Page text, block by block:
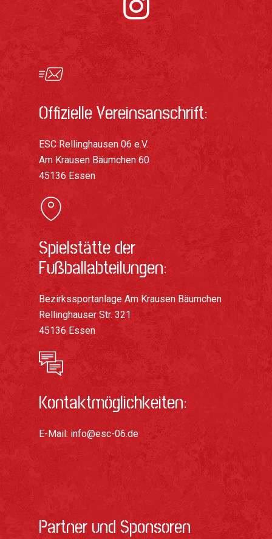
Offizielle Vereinsanschrift:
ESC Rellinghausen 06 e.V.
Am Krausen Bäumchen 60
45136 Essen
Spielstätte der
Fußballabteilungen:
Bezirkssportanlage Am Krausen Bäumchen
Rellinghauser Str. 321
45136 Essen
Kontaktmöglichkeiten:
E-Mail: info@esc-06.de
Partner und Sponsoren